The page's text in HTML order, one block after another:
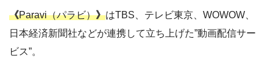
《Paravi（パラビ）》はTBS、テレビ東京、WOWOW、
日本経済新聞社などが連携して立ち上げた”動画配信サー
ビス”。